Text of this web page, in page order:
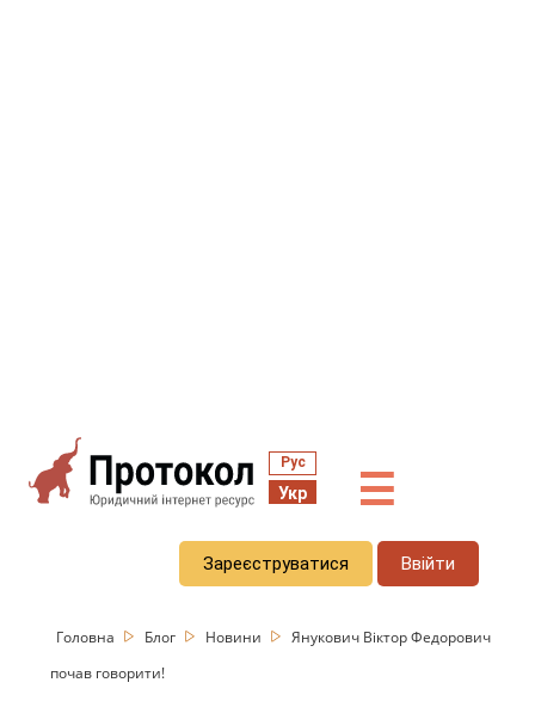
Рус
Укр ☰
Зареєструватися Ввійти
Головна Блог Новини
Янукович Віктор Федорович
почав говорити!